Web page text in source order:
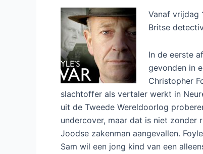
de
oorlog
nadert
Vanaf vrijdag
Britse
In de eerste
gevonden in
Christopher
slachtoffer als vertaler werkt in
uit de Tweede Wereldoorlog
undercover, maar dat is niet
Joodse zakenman aangevallen.
Sam wil een jong kind van een